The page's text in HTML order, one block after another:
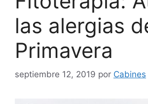
las alergias
Primavera
septiembre 12, 2019 por Cabines